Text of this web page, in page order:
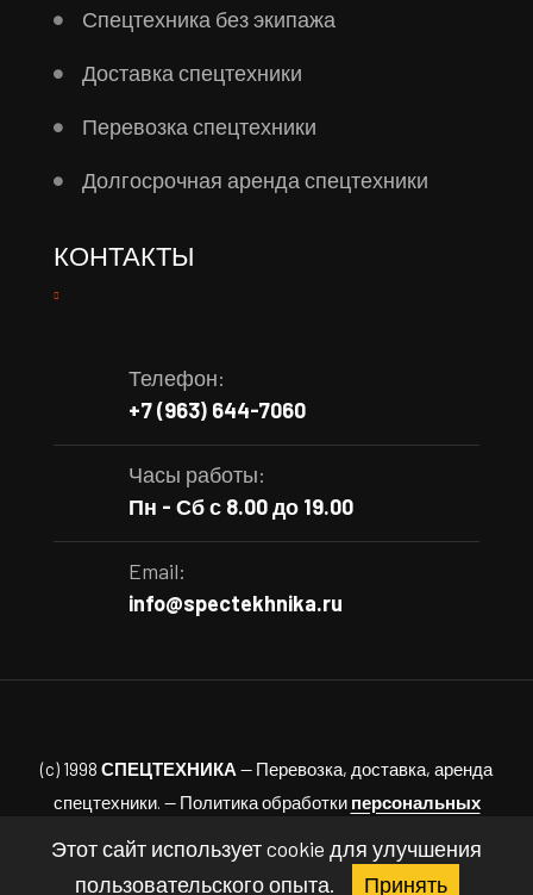
Спецтехника без экипажа
Доставка спецтехники
Перевозка спецтехники
Долгосрочная аренда спецтехники
КОНТАКТЫ
Телефон:
+7 (963) 644-7060
Часы работы:
Пн - Сб с 8.00 до 19.00
Email:
info@spectekhnika.ru
(c) 1998 СПЕЦТЕХНИКА — Перевозка, доставка, аренда
спецтехники. — Политика обработки персональных
Этот сайт использует cookie для улучшения
пользовательского опыта.
Принять